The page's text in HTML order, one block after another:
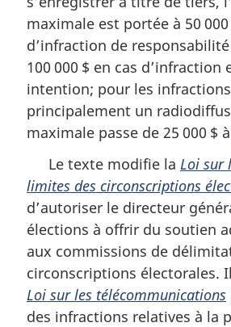
maximale est portée à 50 000
d’infraction de
100 000 $ en cas d’infraction
intention; pour les
principalement un
maximale passe de 25 000 $
Le texte modifie la Loi sur
limites des circonscriptions
d’autoriser le directeur
élections à offrir du soutien
aux commissions de
circonscriptions électorales.
Loi sur les télécommunications
des infractions relatives à la